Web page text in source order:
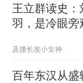
王立群读史：
羽，是冷眼旁
及腰长发小女神
百年东汉从盛